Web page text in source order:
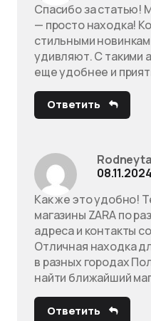
Спасибо за статью!
— просто находка!
стильными
удивляют. С такими
еще удобнее и
Ответить
Как же это удобно!
магазины ZARA по
адреса и контакты
Отличная находка
в разных городах
найти ближайший
Ответить